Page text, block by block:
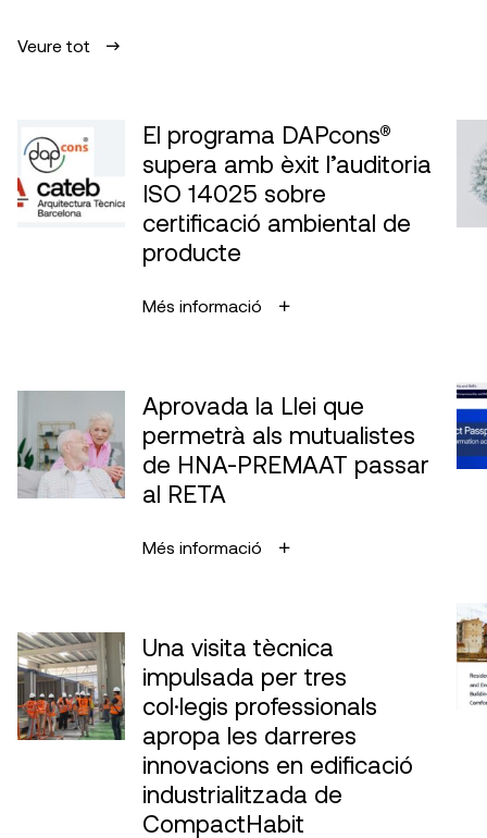
Veure tot
El programa DAPcons®
supera amb èxit l’auditoria
ISO 14025 sobre
certificació ambiental de
producte
Més informació
Aprovada la Llei que
permetrà als mutualistes
de HNA-PREMAAT passar
al RETA
Més informació
Una visita tècnica
impulsada per tres
col·legis professionals
apropa les darreres
innovacions en edificació
industrialitzada de
CompactHabit